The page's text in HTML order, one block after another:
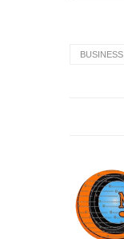
BUSINESS